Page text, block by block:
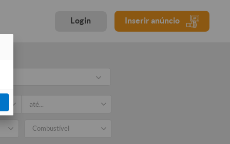
Login Inserir anúncio
Combustível